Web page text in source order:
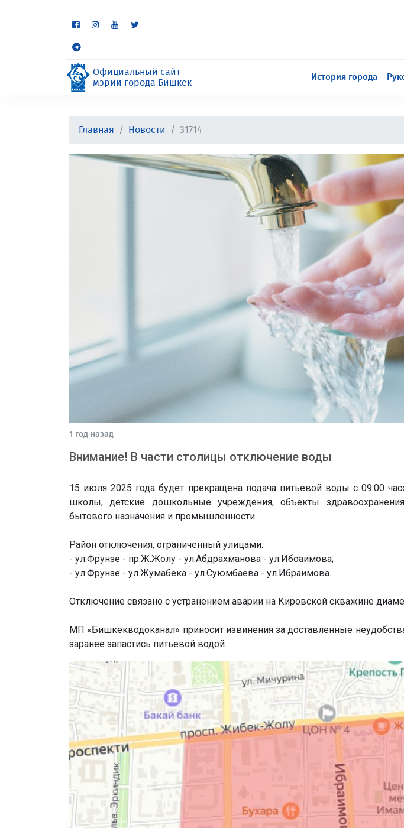
Официальный сайт
мэрии города Бишкек
История города
Главная Новости 31714
1 год назад
Внимание! В части столицы отключение воды
15 июля 2025 года будет прекращена подача питьевой воды с 09:00
школы, детские дошкольные учреждения, объекты
бытового назначения и промышленности.
Район отключения, ограниченный улицами:
- ул.Фрунзе - пр.Ж.Жолу - ул.Абдрахманова - ул.Ибоаимова;
- ул.Фрунзе - ул.Жумабека - ул.Суюмбаева - ул.Ибраимова.
Отключение связано с устранением аварии на Кировской скважине
МП «Бишкекводоканал» приносит извинения за доставленные
заранее запастись питьевой водой.